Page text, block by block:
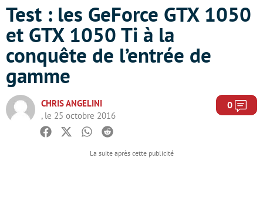
Test : les GeForce GTX 1050
et GTX 1050 Ti à la
conquête de l’entrée de
gamme
CHRIS ANGELINI
, le 25 octobre 2016
0
Facebook
TwitterWhatsapp
Reddit